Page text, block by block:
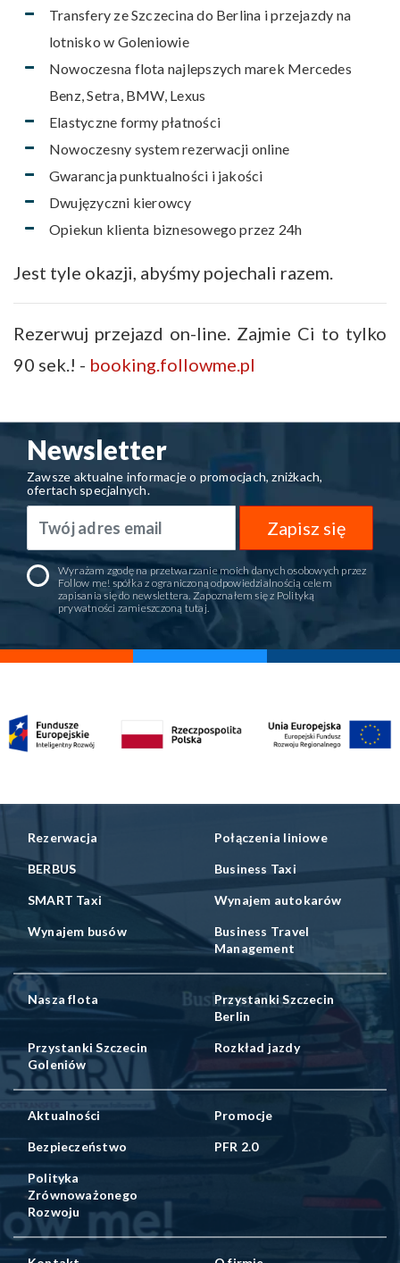
Transfery ze Szczecina do Berlina i przejazdy na
lotnisko w Goleniowie
Nowoczesna flota najlepszych marek Mercedes
Benz, Setra, BMW, Lexus
Elastyczne formy płatności
Nowoczesny system rezerwacji online
Gwarancja punktualności i jakości
Dwujęzyczni kierowcy
Opiekun klienta biznesowego przez 24h
Jest tyle okazji, abyśmy pojechali razem.
Rezerwuj przejazd on-line. Zajmie Ci to tylko
90 sek.! - booking.followme.pl
Newsletter
Zawsze aktualne informacje o promocjach, zniżkach,
ofertach specjalnych.
Zapisz się
Wyrażam zgodę na przetwarzanie moich danych osobowych przez
Follow me! spółka z ograniczoną odpowiedzialnością celem
zapisania się do newslettera. Zapoznałem się z Polityką
prywatności zamieszczoną tutaj.
Rezerwacja Połączenia liniowe
BERBUS Business Taxi
SMART Taxi Wynajem autokarów
Wynajem busów
Business Travel
Management
Nasza flota
Przystanki Szczecin
Berlin
Przystanki Szczecin
Goleniów
Rozkład jazdy
Aktualności Promocje
Bezpieczeństwo PFR 2.0
Polityka
Zrównoważonego
Rozwoju